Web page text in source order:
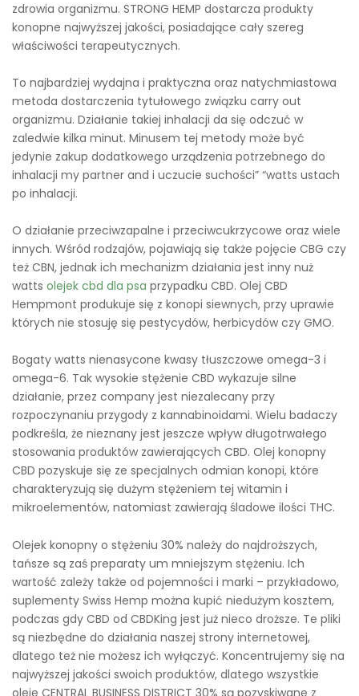
zdrowia organizmu. STRONG HEMP dostarcza produkty
konopne najwyższej jakości, posiadające cały szereg
właściwości terapeutycznych.
To najbardziej wydajna i praktyczna oraz natychmiastowa
metoda dostarczenia tytułowego związku carry out
organizmu. Działanie takiej inhalacji da się odczuć w
zaledwie kilka minut. Minusem tej metody może być
jedynie zakup dodatkowego urządzenia potrzebnego do
inhalacji my partner and i uczucie suchości” “watts ustach
po inhalacji.
O działanie przeciwzapalne i przeciwcukrzycowe oraz wiele
innych. Wśród rodzajów, pojawiają się także pojęcie CBG czy
też CBN, jednak ich mechanizm działania jest inny nuż
watts olejek cbd dla psa przypadku CBD. Olej CBD
Hempmont produkuje się z konopi siewnych, przy uprawie
których nie stosuję się pestycydów, herbicydów czy GMO.
Bogaty watts nienasycone kwasy tłuszczowe omega-3 i
omega-6. Tak wysokie stężenie CBD wykazuje silne
działanie, przez company jest niezalecany przy
rozpoczynaniu przygody z kannabinoidami. Wielu badaczy
podkreśla, że nieznany jest jeszcze wpływ długotrwałego
stosowania produktów zawierających CBD. Olej konopny
CBD pozyskuje się ze specjalnych odmian konopi, które
charakteryzują się dużym stężeniem tej witamin i
mikroelementów, natomiast zawierają śladowe ilości THC.
Olejek konopny o stężeniu 30% należy do najdroższych,
tańsze są zaś preparaty um mniejszym stężeniu. Ich
wartość zależy także od pojemności i marki – przykładowo,
suplementy Swiss Hemp można kupić niedużym kosztem,
podczas gdy CBD od CBDKing jest już nieco droższe. Te pliki
są niezbędne do działania naszej strony internetowej,
dlatego też nie możesz ich wyłączyć. Koncentrujemy się na
najwyższej jakości swoich produktów, dlatego wszystkie
oleje CENTRAL BUSINESS DISTRICT 30% są pozyskiwane z